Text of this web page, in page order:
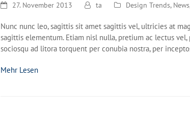
27. November 2013 ta Design Trends, News
Nunc nunc leo, sagittis sit amet sagittis vel, ultricies at
sagittis elementum. Etiam nisl nulla, pretium ac lectus
sociosqu ad litora torquent per conubia nostra, per
Mehr Lesen